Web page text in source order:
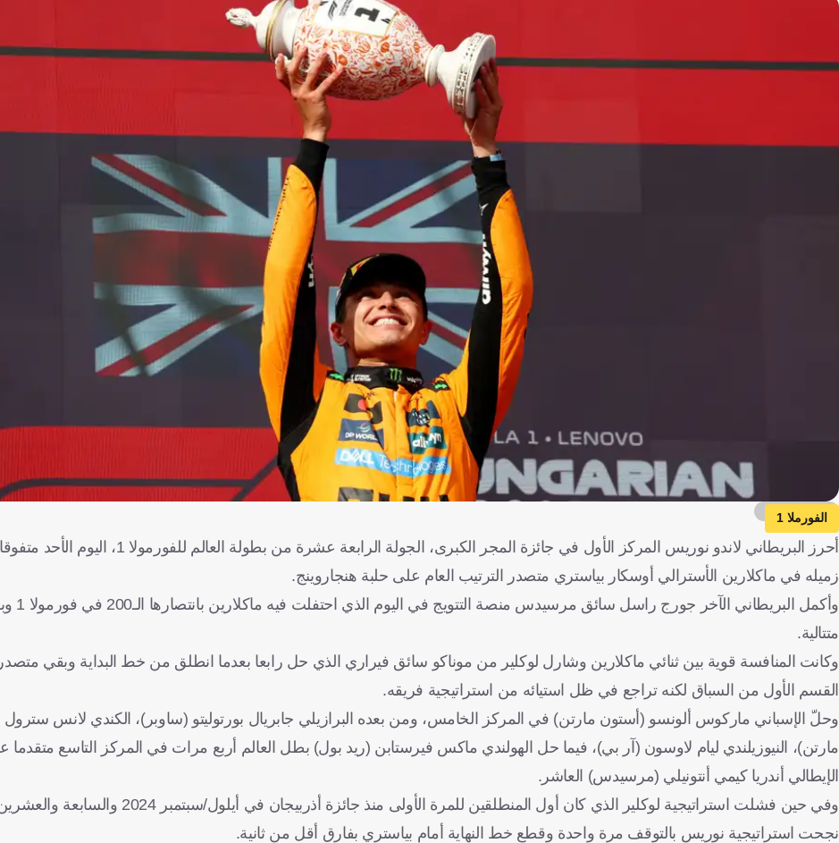
Getty Images
الفورملا 1
أحرز البريطاني لاندو نوريس المركز الأول في جائزة المجر الكبرى، الجولة الرابعة عشرة من بطولة العالم
زميله في ماكلارين الأسترالي أوسكار بياستري متصدر الترتيب العام على حلبة هنجاروينج.
وأكمل البريطاني
متتالية.
وكانت المنافسة قوية بين ثنائي ماكلارين وشارل لوكلير من موناكو سائق فيراري الذي حل رابعا بعدما انطلق من خط البداية وبقي
القسم الأول من السباق لكنه تراجع في ظل استيائه من استراتيجية فريقه.
وحلّ الإسباني ماركوس ألونسو (أستون مارتن) في المركز الخامس، ومن بعده البرازيلي جابريال بورتوليتو (ساوبر)، الكندي لانس
مارتن)، النيوزيلندي ليام لاوسون (آر بي)، فيما حل الهولندي ماكس فيرستابن (ريد بول) بطل العالم أربع مرات في المركز التاسع متقدما
الإيطالي أندريا كيمي أنتونيلي (مرسيدس) العاشر.
وفي حين فشلت استراتيجية لوكلير الذي كان أول المنطلقين للمرة الأولى منذ جائزة
نجحت استراتيجية نوريس بالتوقف مرة واحدة وقطع خط النهاية أمام بياستري بفارق أقل من ثانية.